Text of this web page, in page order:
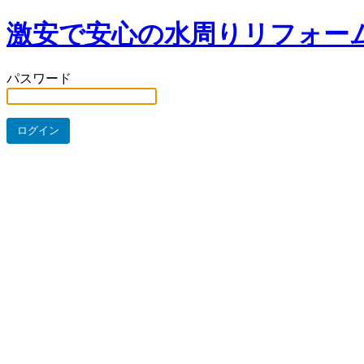
激安で安心の水周りリフォー
パスワード